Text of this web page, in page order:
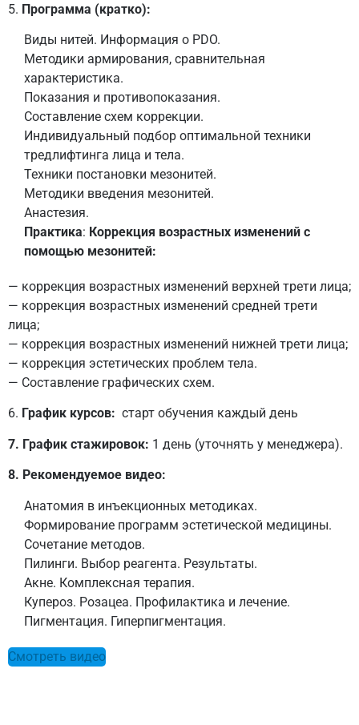
5. Программа (кратко):
Виды нитей. Информация о PDO.
Методики армирования, сравнительная
характеристика.
Показания и противопоказания.
Составление схем коррекции.
Индивидуальный подбор оптимальной техники
тредлифтинга лица и тела.
Техники постановки мезонитей.
Методики введения мезонитей.
Анастезия.
Практика: Коррекция возрастных изменений с
помощью мезонитей:
— коррекция возрастных изменений верхней трети лица;
— коррекция возрастных изменений средней трети
лица;
— коррекция возрастных изменений нижней трети лица;
— коррекция эстетических проблем тела.
— Составление графических схем.
6. График курсов: старт обучения каждый день
7. График стажировок: 1 день (уточнять у менеджера).
8. Рекомендуемое видео:
Анатомия в инъекционных методиках.
Формирование программ эстетической медицины.
Сочетание методов.
Пилинги. Выбор реагента. Результаты.
Акне. Комплексная терапия.
Купероз. Розацеа. Профилактика и лечение.
Пигментация. Гиперпигментация.
Смотреть видео